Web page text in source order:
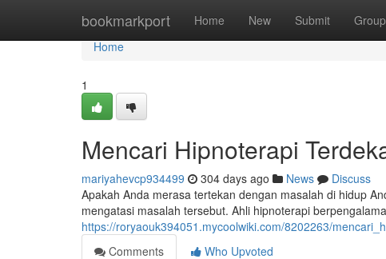
bookmarkport Home New Submit
Home
Home
1
Mencari Hipnoterapi
mariyahevcp934499 304 days ago News
Discuss
Apakah Anda merasa tertekan dengan masalah di hidup
mengatasi masalah tersebut. Ahli hipnoterapi
https://roryaouk394051.mycoolwiki.com/8202263/
Comments
Who Upvoted